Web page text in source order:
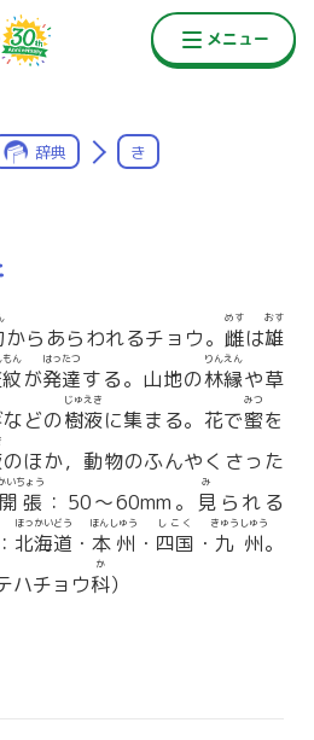
辞典 き
からあらわれるチョウ。 雌
めす
は雄
おす
もん
が発達
はったつ
する。山地の林縁
りんえん
や草
どの樹液
じゅえき
に集まる。花で蜜
みつ
を
のほか，動物のふんやくさった
開張
いちょう
：50〜60mm。 見
み
られる
： 北海道
ほっかいどう
・ 本州
ほんしゅう
・ 四国
しこく
・ 九州
きゅうしゅう
。
ハチョウ科
か
）